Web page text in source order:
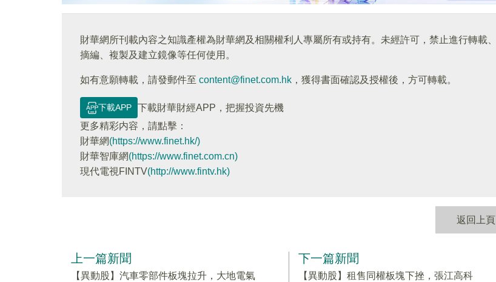
財華網所刊載內容之知識產權為財華網及相關權利人專屬所有或持有。未經許可，禁止進行轉載、
摘編、複製及建立鏡像等任何使用。
如有意願轉載，請發郵件至 content@finet.com.hk ，獲得書面確認及授權後，方可轉載。
下載APP
下載財華財經APP，把握投資先機
更多精彩内容，請點擊：
財華網(https://www.finet.hk/)
財華智庫網(https://www.finet.com.cn)
現代電視FINTV(http://www.fintv.hk)
返回上頁
上一篇新聞
【異動股】汽車零部件板塊拉升，大地電氣
下一篇新聞
【異動股】租售同權板塊下挫，張江高科